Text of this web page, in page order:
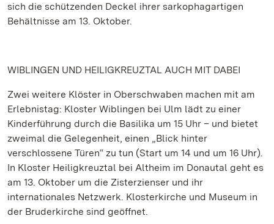
sich die schützenden Deckel ihrer sarkophagartigen
Behältnisse am 13. Oktober.
WIBLINGEN UND HEILIGKREUZTAL AUCH MIT DABEI
Zwei weitere Klöster in Oberschwaben machen mit am
Erlebnistag: Kloster Wiblingen bei Ulm lädt zu einer
Kinderführung durch die Basilika um 15 Uhr – und bietet
zweimal die Gelegenheit, einen „Blick hinter
verschlossene Türen“ zu tun (Start um 14 und um 16 Uhr).
In Kloster Heiligkreuztal bei Altheim im Donautal geht es
am 13. Oktober um die Zisterzienser und ihr
internationales Netzwerk. Klosterkirche und Museum in
der Bruderkirche sind geöffnet.